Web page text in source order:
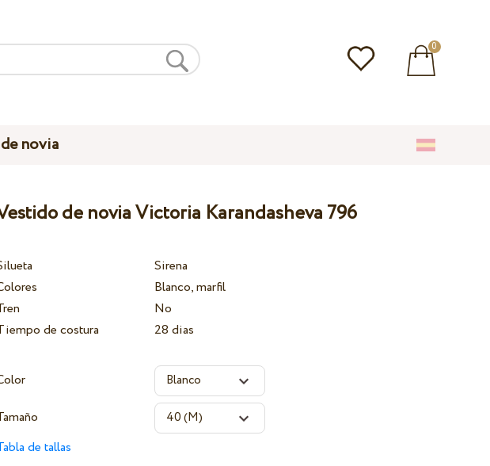
0
novia
de novia Victoria Karandasheva 796
Sirena
Blanco, marfil
No
de costura
28 dias
de tallas